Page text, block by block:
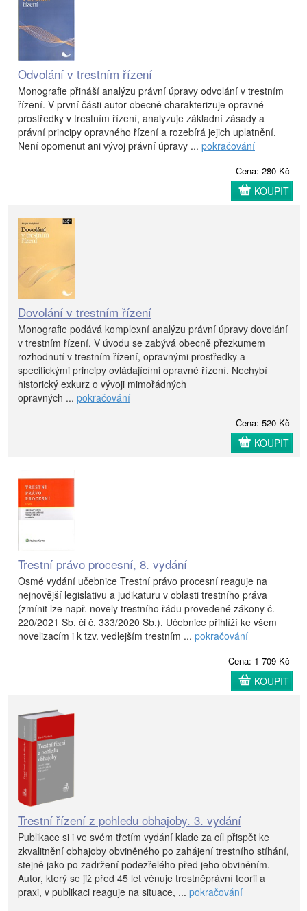
Odvolání v trestním řízení
Monografie přináší analýzu právní úpravy odvolání v trestním
řízení. V první části autor obecně charakterizuje opravné
prostředky v trestním řízení, analyzuje základní zásady a
právní principy opravného řízení a rozebírá jejich uplatnění.
Není opomenut ani vývoj právní úpravy ... pokračování
Cena: 280 Kč
KOUPIT
Dovolání v trestním řízení
Monografie podává komplexní analýzu právní úpravy dovolání
v trestním řízení. V úvodu se zabývá obecně přezkumem
rozhodnutí v trestním řízení, opravnými prostředky a
specifickými principy ovládajícími opravné řízení. Nechybí
historický exkurz o vývoji mimořádných
opravných ... pokračování
Cena: 520 Kč
KOUPIT
Trestní právo procesní, 8. vydání
Osmé vydání učebnice Trestní právo procesní reaguje na
nejnovější legislativu a judikaturu v oblasti trestního práva
(zmínit lze např. novely trestního řádu provedené zákony č.
220/2021 Sb. či č. 333/2020 Sb.). Učebnice přihlíží ke všem
novelizacím i k tzv. vedlejším trestním ... pokračování
Cena: 1 709 Kč
KOUPIT
Trestní řízení z pohledu obhajoby. 3. vydání
Publikace si i ve svém třetím vydání klade za cíl přispět ke
zkvalitnění obhajoby obviněného po zahájení trestního stíhání,
stejně jako po zadržení podezřelého před jeho obviněním.
Autor, který se již před 45 let věnuje trestněprávní teorii a
praxi, v publikaci reaguje na situace, ... pokračování